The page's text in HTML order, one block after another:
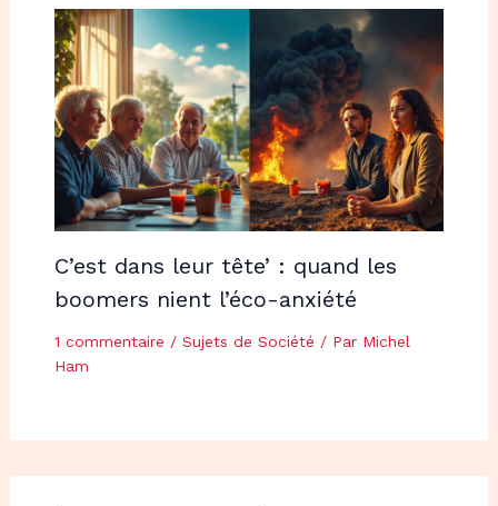
C’est dans leur tête’ : quand les
boomers nient l’éco-anxiété
1 commentaire / Sujets de Société / Par Michel
Ham